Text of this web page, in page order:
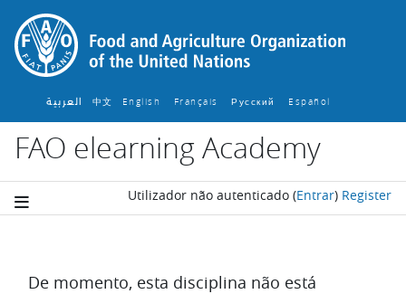
Ir para o conteúdo principal
العربية 中文 English ‎ Français ‎ Русский ‎ Español ‎
FAO elearning Academy
Utilizador não autenticado (Entrar) Register
De momento, esta disciplina não está